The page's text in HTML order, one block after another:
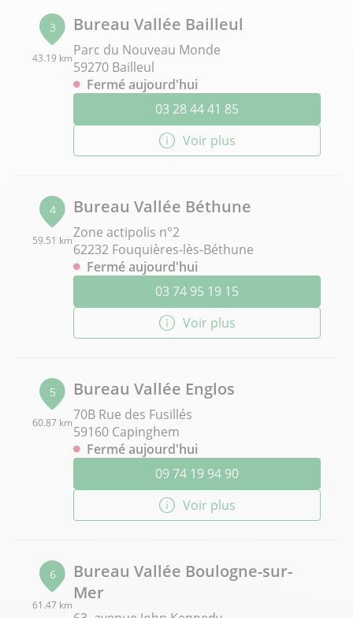
3
43.19 km
Bureau Vallée Bailleul
Parc du Nouveau Monde
59270 Bailleul
Fermé aujourd'hui
03 28 44 41 85
Voir plus
4
59.51 km
Bureau Vallée Béthune
Zone actipolis n°2
62232 Fouquières-lès-Béthune
Fermé aujourd'hui
03 74 95 19 15
Voir plus
5
60.87 km
Bureau Vallée Englos
70B Rue des Fusillés
59160 Capinghem
Fermé aujourd'hui
09 74 19 94 90
Voir plus
6
61.47 km
Bureau Vallée Boulogne-sur-
Mer